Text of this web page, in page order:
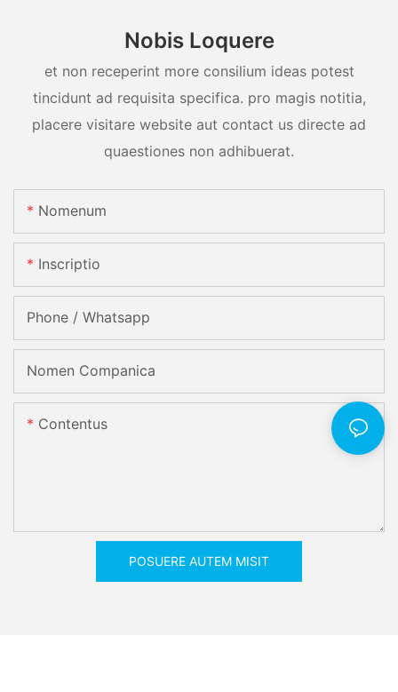
Nobis Loquere
et non receperint more consilium ideas potest
tincidunt ad requisita specifica. pro magis notitia,
placere visitare website aut contact us directe ad
quaestiones non adhibuerat.
Nomenum
Inscriptio
Phone / Whatsapp
Nomen Companica
Contentus
POSUERE AUTEM MISIT